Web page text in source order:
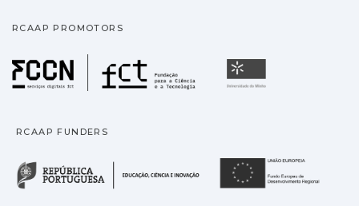
RCAAP PROMOTORS
Fundação para a
RCAAP FUNDERS
República Portuguesa